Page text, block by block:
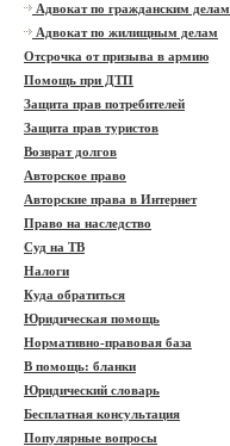
Адвокат по гражданским делам
Адвокат по жилищным делам
Отсрочка от призыва в армию
Помощь при ДТП
Защита прав потребителей
Защита прав туристов
Возврат долгов
Авторское право
Авторские права в Интернет
Право на наследство
Суд на ТВ
Налоги
Куда обратиться
Юридическая помощь
Нормативно-правовая база
В помощь: бланки
Юридический словарь
Бесплатная консультация
Популярные вопросы